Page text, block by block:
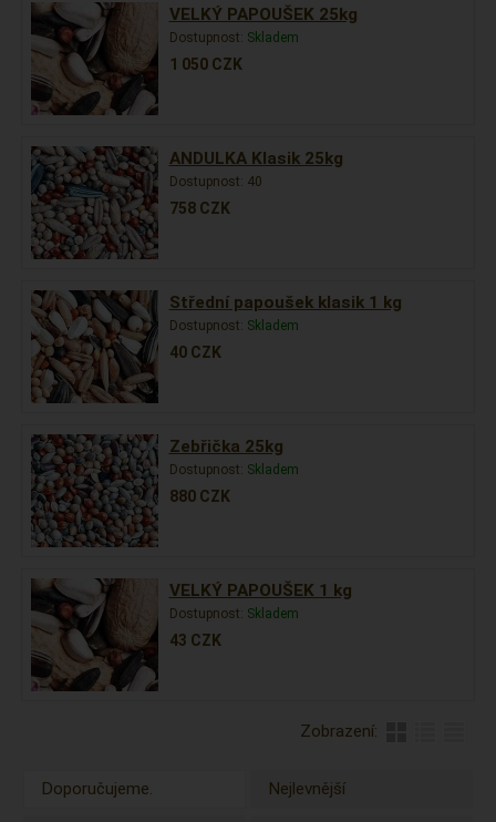
VELKÝ PAPOUŠEK 25kg
Dostupnost: Skladem
1 050 CZK
ANDULKA Klasik 25kg
Dostupnost: 40
758 CZK
Střední papoušek klasik 1 kg
Dostupnost: Skladem
40 CZK
Zebřička 25kg
Dostupnost: Skladem
880 CZK
VELKÝ PAPOUŠEK 1 kg
Dostupnost: Skladem
43 CZK
Zobrazení:
Doporučujeme. Nejlevnější